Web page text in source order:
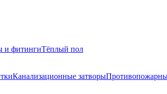
и фитингиТёплый пол
Канализационные затворы